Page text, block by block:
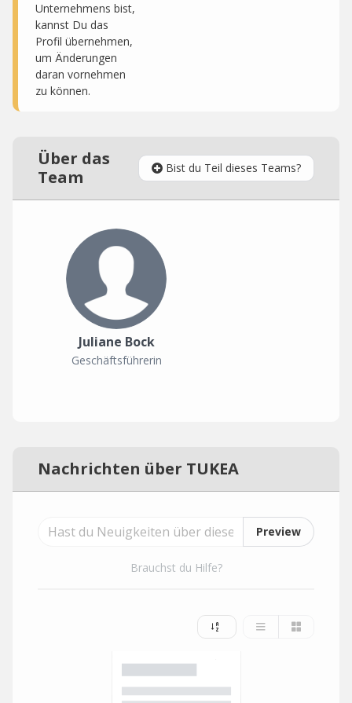
Unternehmens bist,
kannst Du das
Profil übernehmen,
um Änderungen
daran vornehmen
zu können.
Über das
Team
Bist du Teil dieses Teams?
Juliane Bock
Geschäftsführerin
Nachrichten über TUKEA
Preview
Brauchst du Hilfe?